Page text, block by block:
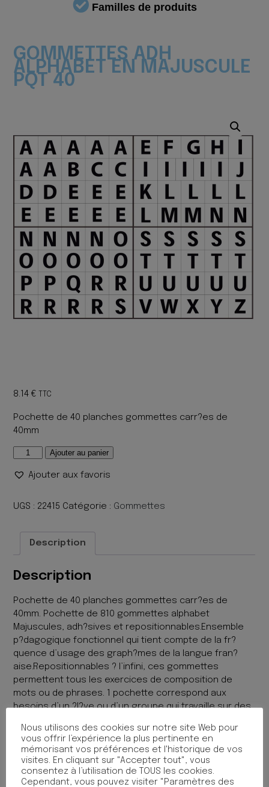
Familles de produits
GOMMETTES ADH
ALPHABET EN MAJUSCULE
PQT 40
8.14€ TTC
Pochette de 40 planches gommettes carr?es de
40mm
quantité
GOMMETTES
ALPHABET
MAJUSCULE
40
Ajouter au panier
Ajouter aux favoris
UGS : 22415 Catégorie : Gommettes
Description
Description
Pochette de 40 planches gommettes carr?es de
40mm. Pochette de 810 gommettes alphabet
Majuscules, adh?sives et repositionnables.Ensemble
p?dagogique fonctionnel qui tient compte de la fr?
quence d’usage des graph?mes de la langue fran?
aise.Repositionnables ? l’infini, ces gommettes
permettent tous les exercices de composition de
mots ou de phrases. 1 pochette correspond aux
besoins d’un ?l?ve ou d’un groupe qui travaille sur des
Produits similaires
Nous utilisons des cookies sur notre site Web pour
vous offrir l’expérience la plus pertinente en
mémorisant vos préférences et l'historique de vos
visites. En cliquant sur "Accepter tout", vous
consentez à l’utilisation de TOUS les cookies.
Cependant, vous pouvez visiter "Paramètres des